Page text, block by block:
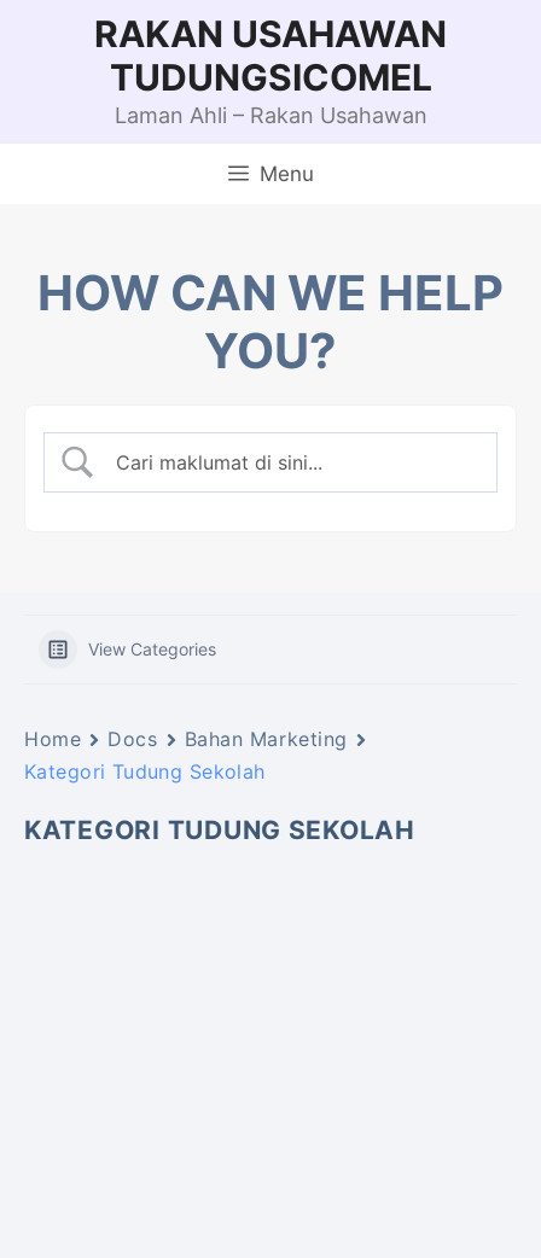
RAKAN USAHAWAN
TUDUNGSICOMEL
Laman Ahli – Rakan Usahawan
Menu
HOW CAN WE HELP
YOU?
View Categories
Home Docs
Bahan Marketing
Kategori Tudung Sekolah
KATEGORI TUDUNG SEKOLAH